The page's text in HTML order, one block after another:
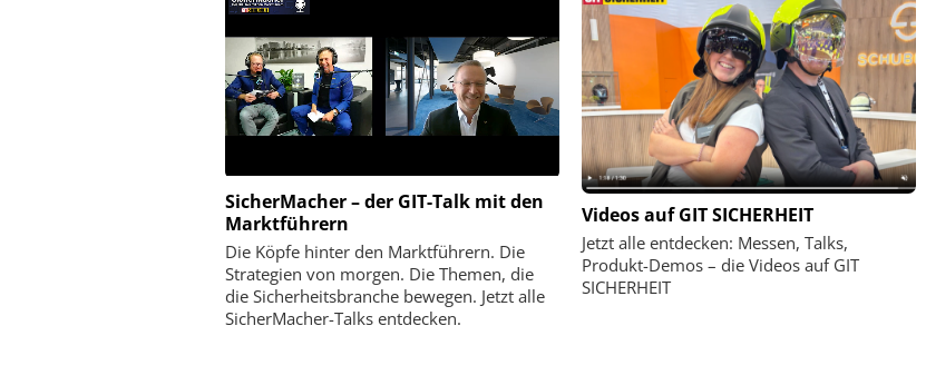
SicherMacher – der GIT-Talk mit den
Marktführern
Die Köpfe hinter den Marktführern. Die
Strategien von morgen. Die Themen, die
die Sicherheitsbranche bewegen. Jetzt alle
SicherMacher-Talks entdecken.
Videos auf GIT SICHERHEIT
Jetzt alle entdecken: Messen, Talks,
Produkt-Demos – die Videos auf GIT
SICHERHEIT
TPS SICHERHEITSTECHNIK
im Praxistest:
urbane Testgelände von
TPS reale Angriffsszenarien
KOELNMESSE GMBH
PMRExpo 2026 - Leitmesse für
hybride, kritische Kommunikation
HANWHA VISION EUROPE
KI-Videoüberwachung in der Logistik:
Wie Hanwha Vision Sicherheit,
Effizienz und Verlustprävention neu